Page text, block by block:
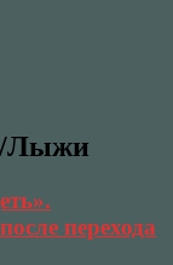
Лыжи
перехода